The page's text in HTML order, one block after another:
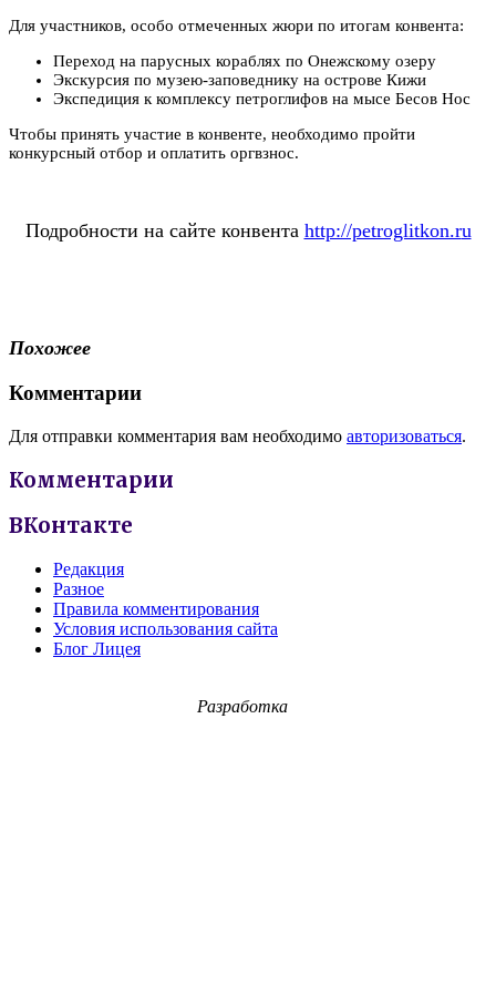
Для участников, особо отмеченных жюри по итогам конвента:
Переход на парусных кораблях по Онежскому озеру
Экскурсия по музею-заповеднику на острове Кижи
Экспедиция к комплексу петроглифов на мысе Бесов Нос
Чтобы принять участие в конвенте, необходимо пройти
конкурсный отбор и оплатить оргвзнос.
Подробности на сайте конвента http://petroglitkon.ru
Похожее
Комментарии
Для отправки комментария вам необходимо авторизоваться.
Комментарии
ВКонтакте
Редакция
Разное
Правила комментирования
Условия использования сайта
Блог Лицея
Разработка